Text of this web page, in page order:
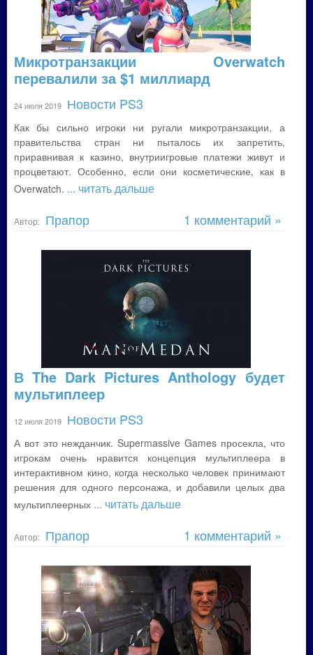
Микротранзакции Overwatch
перевалили за $1 миллиард
24 июля 2019 Новости PS3
Как бы сильно игроки ни ругали микротранзакции, а
правительства стран ни пыталось их запретить,
приравнивая к казино, внутриигровые платежи живут и
процветают. Особенно, если они косметические, как в
Overwatch. ... читать дальше
Автор: Прапор 1 комментарий »
В The Dark Pictures Anthology будет
мультиплеер
12 июля 2019 Новости PS3
А вот это нежданчик. Supermassive Games просекла, что
игрокам очень нравится концепция мультиплеера в
интерактивном кино, когда несколько человек принимают
решения для одного персонажа, и добавили целых два
мультиплеерных ... читать дальше
Автор: Прапор 1 комментарий »